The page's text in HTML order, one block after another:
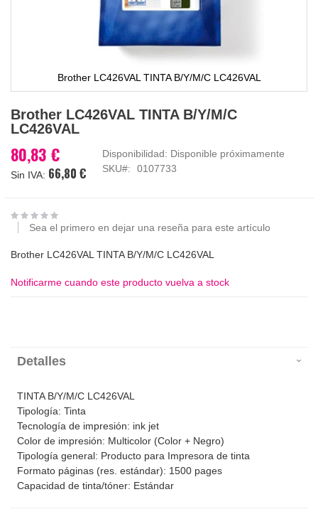
Brother LC426VAL TINTA B/Y/M/C LC426VAL
al
comienzo
la
galería
Brother LC426VAL TINTA B/Y/M/C
LC426VAL
80,83 €
66,80 €
Disponibilidad: Disponible próximamente
SKU
0107733
Sea el primero en dejar una reseña para este artículo
Brother LC426VAL TINTA B/Y/M/C LC426VAL
Notificarme cuando este producto vuelva a stock
Detalles
TINTA B/Y/M/C LC426VAL
Tipología: Tinta
Tecnología de impresión: ink jet
Color de impresión: Multicolor (Color + Negro)
Tipología general: Producto para Impresora de tinta
Formato páginas (res. estándar): 1500 pages
Capacidad de tinta/tóner: Estándar